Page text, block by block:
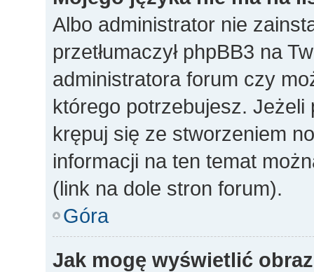
Albo administrator nie
przetłumaczył phpBB3 na
administratora forum czy
którego potrzebujesz.
krępuj się ze stworzeniem
informacji na ten temat
(link na dole stron forum).
Góra
Jak mogę wyświetlić